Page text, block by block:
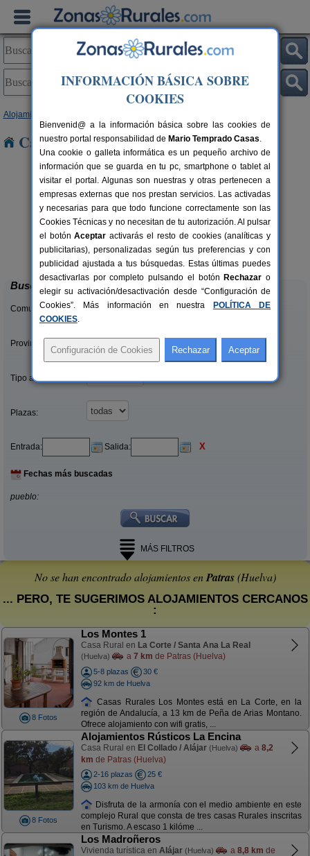
Alojamientos
Casas Rurales cerca de Patras
4+1 pers.
desde37 €
Casa Mirador Los Bravos
Aroche (Huelva)
Buscar
Comunidades:
Provincias/Islas:
Tipo alquiler:
Plazas:
Entrada: Salida: X
Fechas más buscadas
pueblo:
MÁS FILTROS
No se han encontrado alojamientos enPatras(Huelva)
... PERO, TE SUGERIMOS ALOJAMIENTOS CERCANOS
:
8 Fotos
Los Montes 1
Casa Rural en La Corte / Santa Ana La Real
(Huelva) a 7 km de Patras (Huelva)
5-8 plazas
30 €
92 km de Huelva
Casas Rurales Los Montes está en La Corte, en la
región de Andalucía, a 13 km de Peña de Arias Montano.
Ofrece alojamiento con wifi gratis, ...
8 Fotos
Alojamientos Rústicos La Encina
Casa Rural en El Collado / Alájar (Huelva) a 8,2
km de Patras (Huelva)
2-16 plazas
25 €
103 km de Huelva
Disfruta de la armonía con el medio ambiente en este
complejo Rural que consta de tres casas Rurales inscritas
en Turismo. A escaso 1 kilóme ...
Los Madroñeros
Vivienda turística en Alájar (Huelva) a 8,8 km de
INFORMACIÓN BÁSICA SOBRE
COOKIES
Bienvenid@ a la información básica sobre las cookies de
nuestro portal responsabilidad de Mario Temprado Casas.
Una cookie o galleta informática es un pequeño archivo de
información que se guarda en tu pc, smartphone o tablet al
visitar el portal. Algunas son nuestras y otras pertenecen a
empresas externas que nos prestan servicios. Las activadas
y necesarias para que todo funcione correctamente son las
Cookies Técnicas y no necesitan de tu autorización. Al pulsar
el botónAceptar activarás el resto de cookies (analíticas y
publicitarias), personalizadas según tus preferencias y con
publicidad ajustada a tus búsquedas. Estas últimas puedes
desactivarlas por completo pulsando el botón Rechazar o
elegir su activación/desactivación desde “Configuración de
Cookies”. Más información en nuestra
POLÍTICA DE
COOKIES.